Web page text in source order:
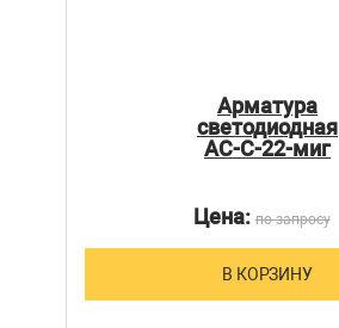
Арматура
светодиодная
АС-С-22-миг
Цена:по запросу
В КОРЗИНУ